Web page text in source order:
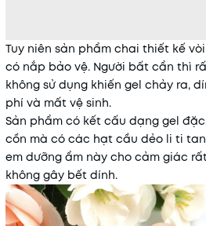
Tuy niên sản phẩm chai thiết kế
có nắp bảo vệ. Người bất cẩn thì
không sử dụng khiến gel chảy ra,
phí và mất vệ sinh.
Sản phẩm có kết cấu dạng gel
cồn mà có các hạt cầu dẻo li ti
em dưỡng ẩm này cho cảm giác
không gây bết dính.